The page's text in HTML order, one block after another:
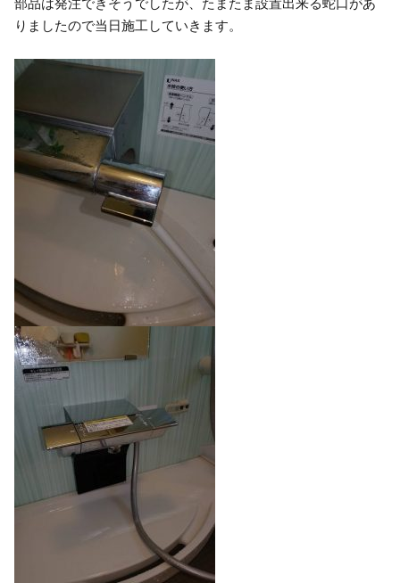
部品は発注できそうでしたが、たまたま設置出来る蛇口があ
りましたので当日施工していきます。